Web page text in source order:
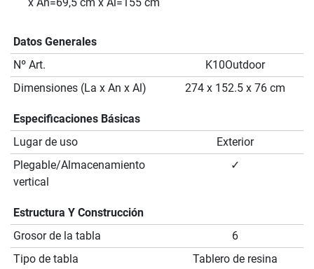
Datos Generales
Nº Art.
K10Outdoor
Dimensiones (La x An x Al)
274 x 152.5 x 76 cm
Especificaciones Básicas
Lugar de uso
Exterior
Plegable/Almacenamiento
vertical
✓
Estructura Y Construcción
Grosor de la tabla
6
Tipo de tabla
Tablero de resina